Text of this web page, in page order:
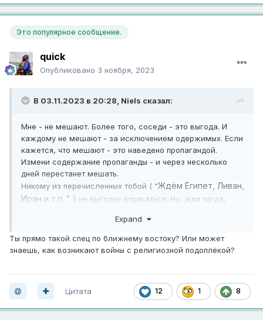
Это популярное сообщение.
quick
Опубликовано 3 ноября, 2023
В 03.11.2023 в 20:28, Niels сказал:
Мне - не мешают. Более того, соседи - это выгода. И
каждому не мешают - за исключением одержимых. Если
кажется, что мешают - это наведено пропагандой.
Измени содержание пропаганды - и через несколько
дней перестанет мешать.
Никому из перечисленных тобой ( "Ждём Египет, Ливан,
Иран и т.п. " ) не выгодно впрягаться. Ну, жди тогда,
Expand
Ты прямо такой спец по ближнему востоку? Или может
знаешь, как возникают войны с религиозной подоплёкой?
12 1 8
Цитата